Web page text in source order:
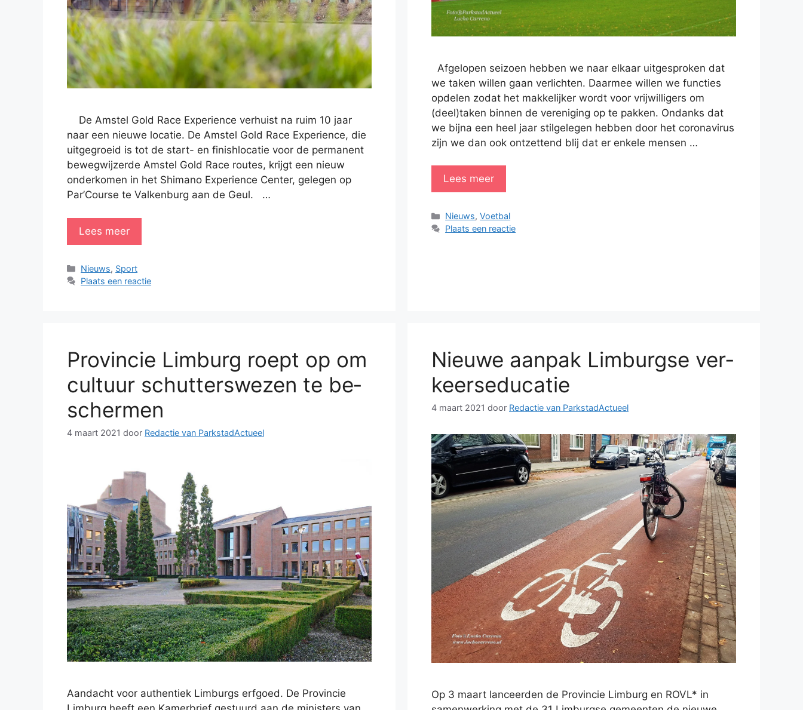
De Amstel Gold Race Experience verhuist na ruim 10 jaar
naar een nieuwe locatie. De Amstel Gold Race Experience, die
uitgegroeid is tot de start- en finishlocatie voor de permanent
bewegwijzerde Amstel Gold Race routes, krijgt een nieuw
onderkomen in het Shimano Experience Center, gelegen op
Par’Course te Valkenburg aan de Geul. …
Lees meer
Categorieën
Nieuws, Sport
Plaats een reactie
Afgelopen seizoen hebben we naar elkaar uitgesproken dat
we taken willen gaan verlichten. Daarmee willen we functies
opdelen zodat het makkelijker wordt voor vrijwilligers om
(deel)taken binnen de vereniging op te pakken. Ondanks dat
we bijna een heel jaar stilgelegen hebben door het coronavirus
zijn we dan ook ontzettend blij dat er enkele mensen …
Lees meer
Categorieën
Nieuws,Voetbal
Plaats een reactie
Pro­vin­cie Lim­burg roept op om
cul­tuur schut­ters­we­zen te be­
scher­men
4 maart 2021 door Redactie van ParkstadActueel
Aandacht voor authentiek Limburgs erfgoed. De Provincie
Nieu­we aan­pak Lim­burg­se ver­
keers­edu­ca­tie
4 maart 2021 door Redactie van ParkstadActueel
Op 3 maart lanceerden de Provincie Limburg en ROVL* in